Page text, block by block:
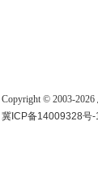
Copyright © 2003-2026
冀ICP备14009328号-